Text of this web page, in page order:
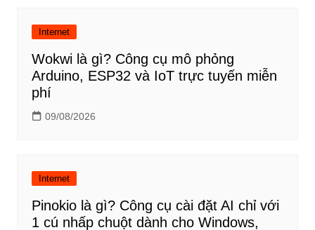
viếtInternet
Wokwi là gì? Công cụ mô phỏng
Arduino, ESP32 và IoT trực tuyến miễn
phí
09/08/2026
Internet
Pinokio là gì? Công cụ cài đặt AI chỉ với
1 cú nhấp chuột dành cho Windows,